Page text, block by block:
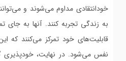
خودانتقادی مداوم می‌شوند و
به زندگی تجربه کنند. آنها به جای
قابلیت‌های خود تمرکز می‌کنند که
نفس می‌شود. در نهایت، خودپذیری